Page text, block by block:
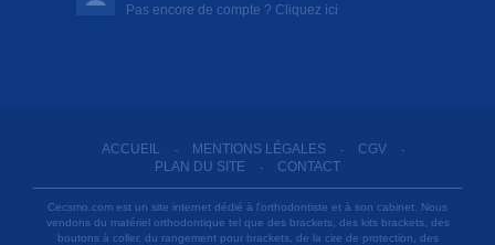
Pas encore de compte ? Cliquez ici
ACCUEIL - MENTIONS LÉGALES - CGV -
PLAN DU SITE - CONTACT
Cecsmo.com est un site internet dédié à l'orthodontiste et à son cabinet. Nous
vendons du matériel orthodontique tel que des brackets, des kits brackets, des
boutons à coller, du rangement pour brackets, de la cire de protection, des